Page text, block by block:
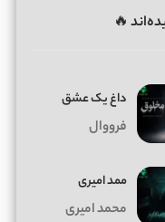
🔥
داغ يک عشق
فرووال
ممد امیری
محمد امیری